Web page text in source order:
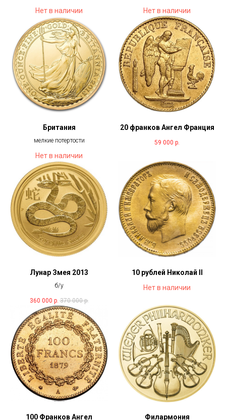
Нет в наличии Нет в наличии
Британия
мелкие потертости
Нет в наличии
20 франков Ангел Франция
59 000 р.
Лунар Змея 2013
б/у
360 000 р. 370 000 р.
10 рублей Николай II
Нет в наличии
100 Франков Ангел Филармония